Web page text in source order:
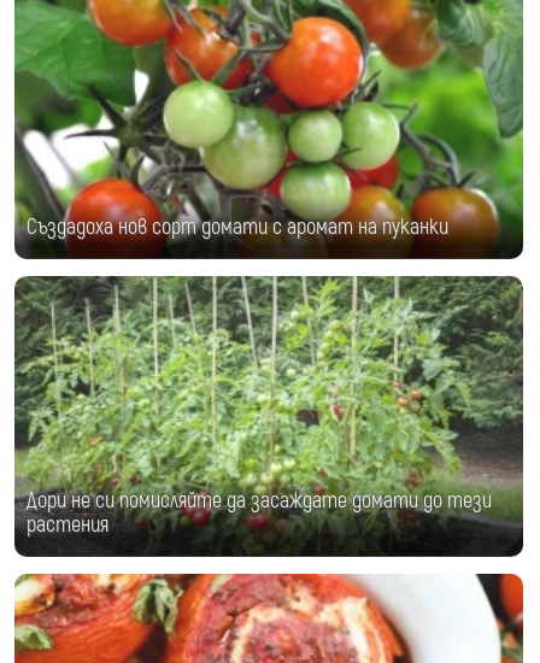
Създадоха нов сорт домати с аромат на пуканки
Дори не си помисляйте да засаждате домати до тези
растения